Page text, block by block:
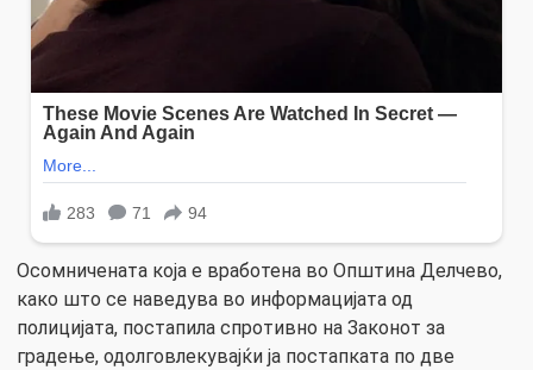
Осомничената која е вработена во Општина Делчево,
како што се наведува во информацијата од
полицијата, постапила спротивно на Законот за
градење, одолговлекувајќи ја постапката по две